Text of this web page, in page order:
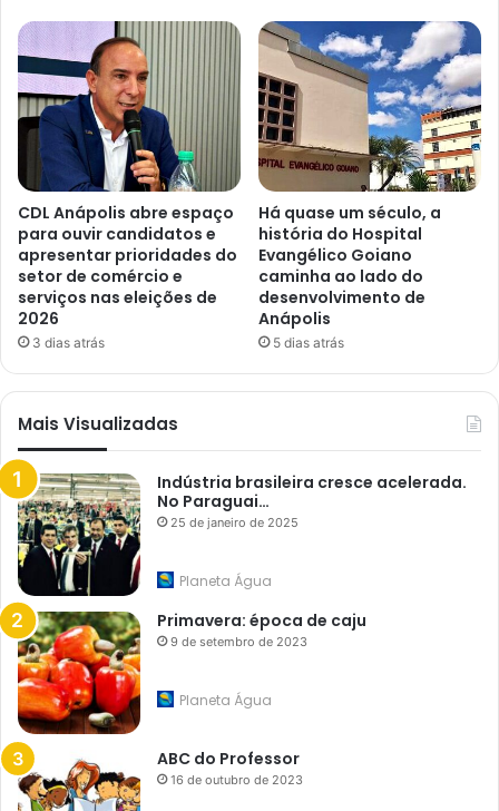
CDL Anápolis abre espaço
para ouvir candidatos e
apresentar prioridades do
setor de comércio e
serviços nas eleições de
2026
3 dias atrás
Há quase um século, a
história do Hospital
Evangélico Goiano
caminha ao lado do
desenvolvimento de
Anápolis
5 dias atrás
Mais Visualizadas
Indústria brasileira cresce acelerada.
No Paraguai…
25 de janeiro de 2025
Planeta Água
Primavera: época de caju
9 de setembro de 2023
Planeta Água
ABC do Professor
16 de outubro de 2023